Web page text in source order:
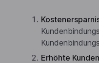
Erhöhte